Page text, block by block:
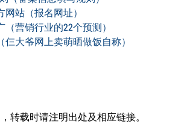
站（报名网址）
营销行业的22个预测）
大爷网上卖萌晒做饭自称）
，转载时请注明出处及相应链接。